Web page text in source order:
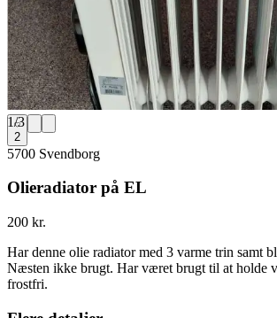
1/3
2
5700 Svendborg
Olieradiator på EL
200 kr.
Har denne olie radiator med 3 varme trin samt
Næsten ikke brugt. Har været brugt til at holde
frostfri.